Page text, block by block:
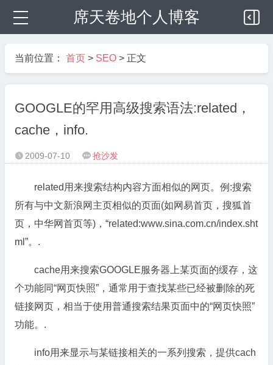
席天卷地个人博客
当前位置： 首页 > SEO > 正文
GOOGLE的罕用高级搜索语法:related，
cache，info.
 2009-07-10  抢沙发
related用来搜索结构内容方面相似的网页。例:搜索
所有与中文新浪网主页相似的页面(如网易首页，搜狐首
页，中华网首页等)，“related:www.sina.com.cn/index.sht
ml”。.
cache用来搜索GOOGLE服务器上某页面的缓存，这
个功能同“网页快照”，通常用于查找某些已经被删除的死
链接网页，相当于使用普通搜索结果页面中的“网页快照”
功能。.
info用来显示与某链接相关的一系列搜索，提供cach